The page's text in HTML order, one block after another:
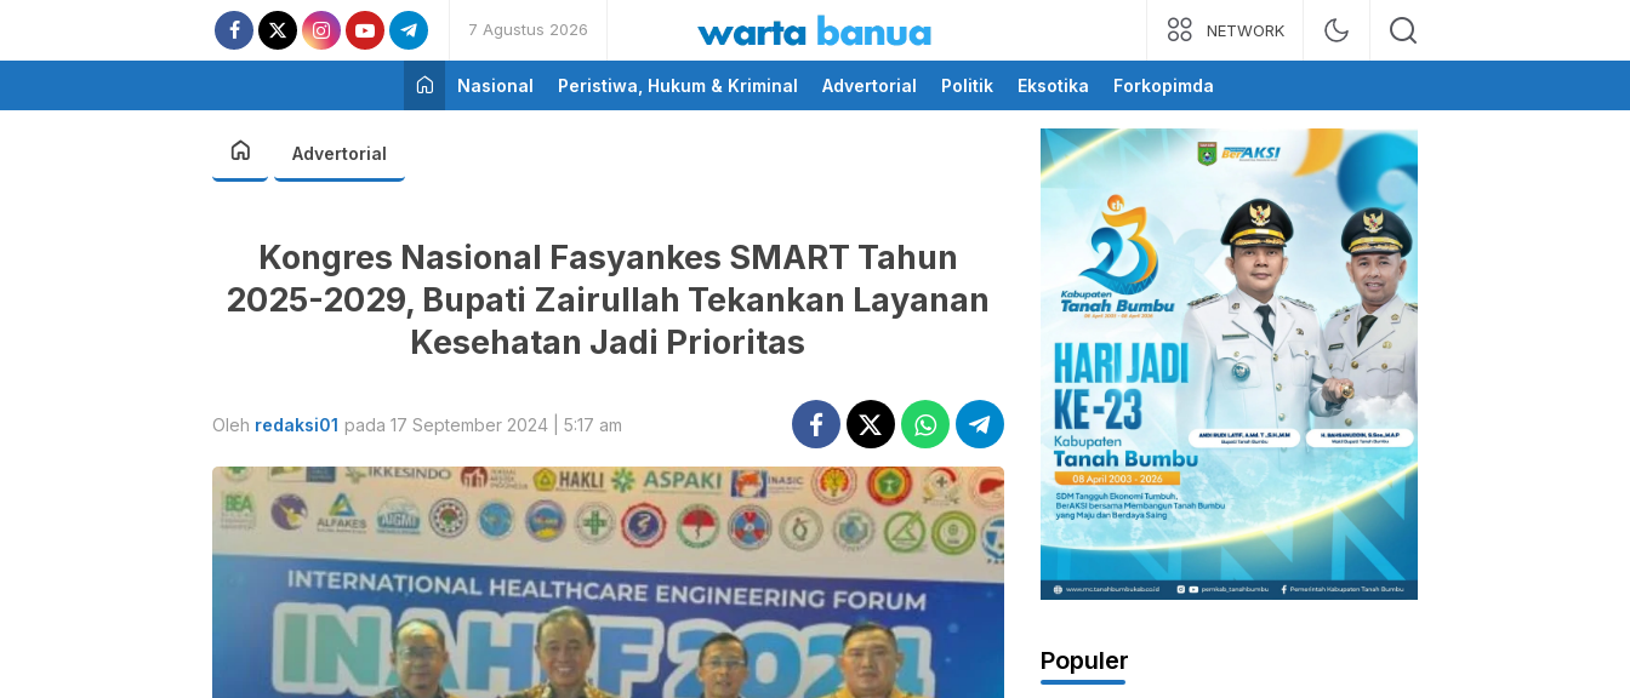
7 Agustus 2026
wartabanua.com
memberikan informasi
yang cerdas dan fakta
NETWORK
Nasional Peristiwa, Hukum & Kriminal Advertorial Politik Eksotika Forkopimda
Advertorial
Kongres Nasional Fasyankes SMART Tahun
2025-2029, Bupati Zairullah Tekankan Layanan
Kesehatan Jadi Prioritas
Oleh redaksi01 pada 17 September 2024 | 5:17 am
Populer